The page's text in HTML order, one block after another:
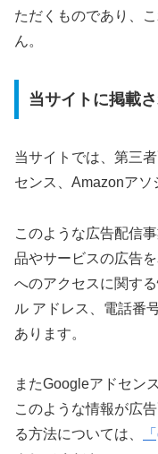
ただくものであり、
ん。
当サイトに掲載
当サイトでは、第三
センス、Amazonアソ
このような広告配信
品やサービスの広告
へのアクセスに関す
ル アドレス、電話番
あります。
またGoogleアドセン
このような情報が広
る方法については、